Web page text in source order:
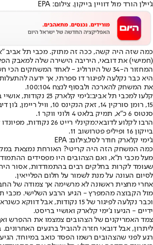
ג'יילן הורד מול דוויין בייקון. צילום: EPA
כמה שזה היה קשה, ככה זה מתוק. מכבי תל אביב
(חמישי) את דובאי, היריבה הישירה שלה למאבק
המחזור ה-34 של היורוליג - לאחד המשחקים
היא כבר נקלעה לפיגור דו ספרתי, אך ידעה
את המשחק להארכה ולבסוף לנצח 100:104.
קלעו למכבי תל אביב:
15, רומן סורקין 14, זאק הנקינס
סנטוס 6 כ"א, תמיק בלאט 4 ולוני ווקר 1.
הרבו לקלוע לדובאי:
בייקון 16 ופיליפ פטרושוב 11.
ג'ימי קלארק חודר לסל,צילום: EPA
מעל מכבי ת"א, ואם הצהובים היו מפסידים
שעומד לקרות בחלקים רבים בהתמודדות, אסור
לסיום העונה על מנת לשמור על חלום הפלייאין.
אחרי מחצית ראשונה לא מרשימה אך צמודה של
מול הקבוצה מהמפרץ - הגיע הרבע השלישי. מכבי
וכבר נקלעה לפיגור של 15 נקודות,
ידיים - הגיעו ג'ימי קלארק ואושיי בריסט.
צמד האמריקנים של הצהובים צמצמו את ההפרש
ליתרון, אבל דובאי חזרה להוביל ברגעים
רגע לפני שהצהובים רשמו הפסד כואב במיוחד,